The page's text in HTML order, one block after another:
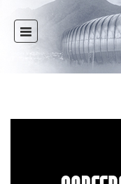
HOME
NEWS
MULTIMEDIA